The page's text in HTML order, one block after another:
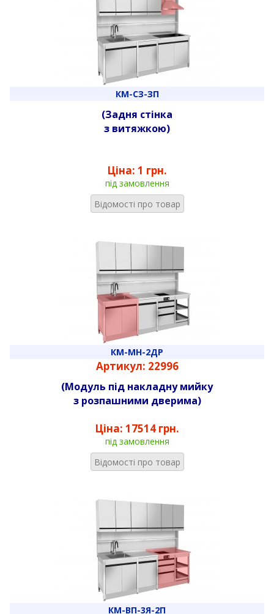
КМ-СЗ-ЗП
(Задня стінка
з витяжкою)
Ціна: 1 грн.
під замовлення
Відомості про товар
КМ-МН-2ДР
Артикул: 22996
(Модуль під накладну мийку
з розпашними дверима)
Ціна: 17514 грн.
під замовлення
Відомості про товар
КМ-ВП-3Я-2П